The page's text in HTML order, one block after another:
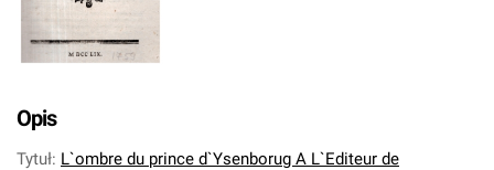
Opis
Tytuł: L`ombre du prince d`Ysenborug A L`Editeur de